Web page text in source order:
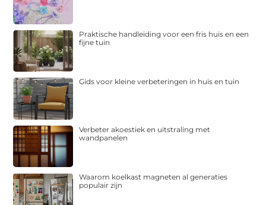
Praktische handleiding voor een fris huis en een
fijne tuin
Gids voor kleine verbeteringen in huis en tuin
Verbeter akoestiek en uitstraling met
wandpanelen
Waarom koelkast magneten al generaties
populair zijn